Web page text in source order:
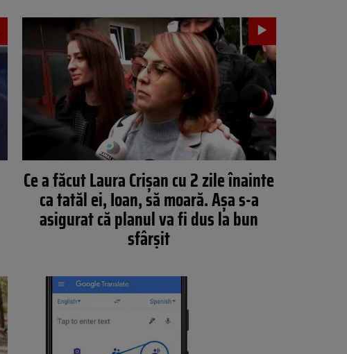
Ce a făcut Laura Crișan cu 2 zile înainte
ca tatăl ei, Ioan, să moară. Așa s-a
asigurat că planul va fi dus la bun
sfârșit